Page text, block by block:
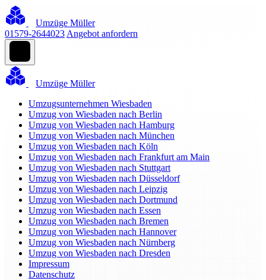
Umzüge Müller
01579-2644023 Angebot anfordern
Umzüge Müller
Umzugsunternehmen Wiesbaden
Umzug von Wiesbaden nach Berlin
Umzug von Wiesbaden nach Hamburg
Umzug von Wiesbaden nach München
Umzug von Wiesbaden nach Köln
Umzug von Wiesbaden nach Frankfurt am Main
Umzug von Wiesbaden nach Stuttgart
Umzug von Wiesbaden nach Düsseldorf
Umzug von Wiesbaden nach Leipzig
Umzug von Wiesbaden nach Dortmund
Umzug von Wiesbaden nach Essen
Umzug von Wiesbaden nach Bremen
Umzug von Wiesbaden nach Hannover
Umzug von Wiesbaden nach Nürnberg
Umzug von Wiesbaden nach Dresden
Impressum
Datenschutz